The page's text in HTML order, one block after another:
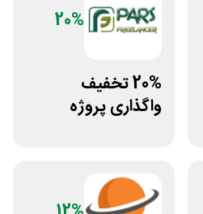
20%
20% تخفیف
واگذاری پروژه